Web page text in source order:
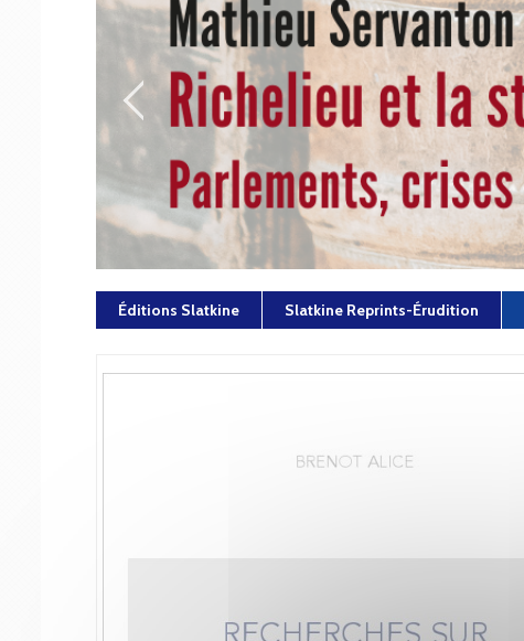
Éditions Slatkine Slatkine Reprints-Érudition